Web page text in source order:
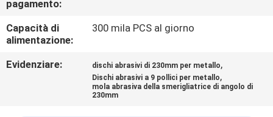
CASI
MAPPA
pagamento:
Capacità di
alimentazione:
300 mila PCS al giorno
Evidenziare: dischi abrasivi di 230mm per metallo,
Dischi abrasivi a 9 pollici per metallo,
mola abrasiva della smerigliatrice di angolo di
230mm